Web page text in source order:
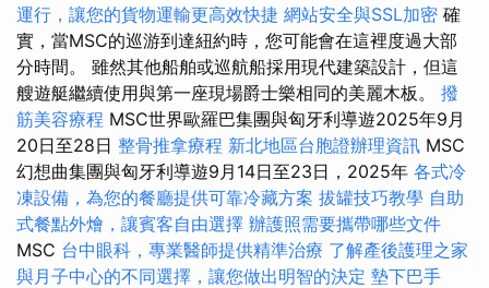
運行，讓您的貨物運輸更高效快捷 網站安全與SSL加密 確
實，當MSC的巡游到達紐約時，您可能會在這裡度過大部
分時間。 雖然其他船舶或巡航船採用現代建築設計，但這
艘遊艇繼續使用與第一座現場爵士樂相同的美麗木板。 撥
筋美容療程 MSC世界歐羅巴集團與匈牙利導遊2025年9月
20日至28日 整骨推拿療程 新北地區台胞證辦理資訊 MSC
幻想曲集團與匈牙利導遊9月14日至23日，2025年 各式冷
凍設備，為您的餐廳提供可靠冷藏方案 拔罐技巧教學 自助
式餐點外燴，讓賓客自由選擇 辦護照需要攜帶哪些文件
MSC 台中眼科，專業醫師提供精準治療 了解產後護理之家
與月子中心的不同選擇，讓您做出明智的決定 墊下巴手